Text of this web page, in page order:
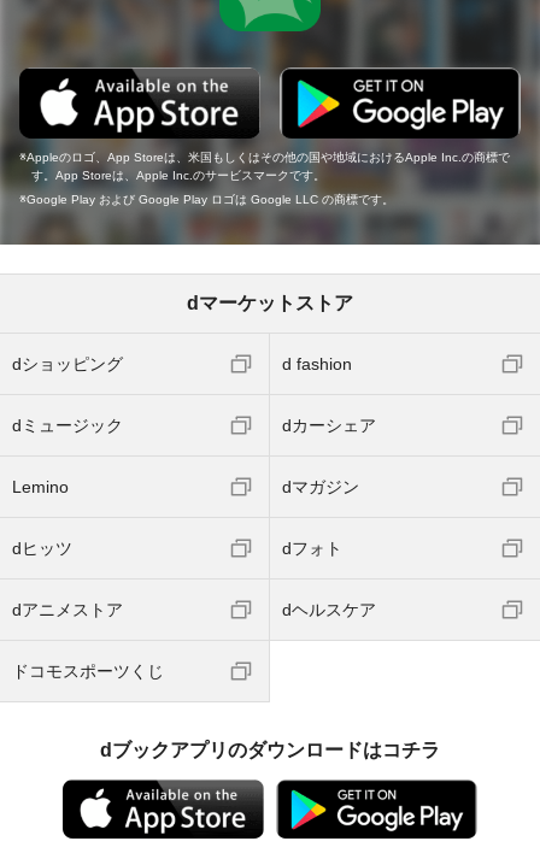
Appleのロゴ、App Storeは、米国もしくはその他の国や地域におけるApple Inc.の商標で
す。App Storeは、Apple Inc.のサービスマークです。
Google Play および Google Play ロゴは Google LLC の商標です。
dマーケットストア
dショッピング d fashion
dミュージック dカーシェア
Lemino dマガジン
dヒッツ dフォト
dアニメストア dヘルスケア
ドコモスポーツくじ
dブックアプリのダウンロードはコチラ